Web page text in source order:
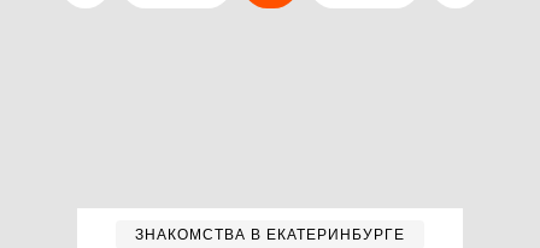
ЗНАКОМСТВА В ЕКАТЕРИНБУРГЕ